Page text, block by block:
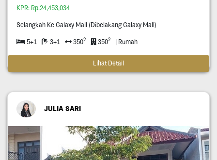
KPR: Rp.24,453,034
Selangkah Ke Galaxy Mall (Dibelakang Galaxy Mall)
5+1 3+1 3502 3502 | Rumah
Lihat Detail
JULIA SARI